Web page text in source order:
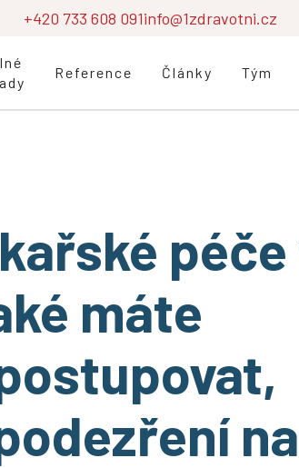
+420 733 608 091info@1zdravotni.cz
Reference Články Tým
péče
máte
na